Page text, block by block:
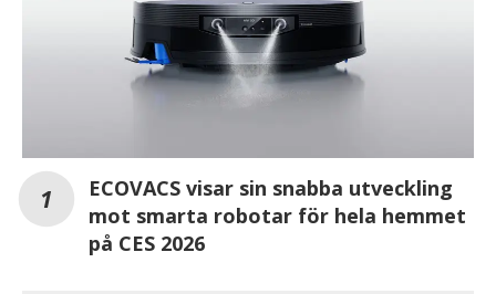
ECOVACS visar sin snabba utveckling
mot smarta robotar för hela hemmet
på CES 2026